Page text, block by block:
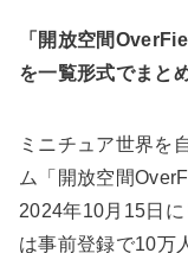
「開放空間
を一覧形式でまと
ミニチュア世界を
ム「開放空間
2024年10月15日
は事前登録で10万